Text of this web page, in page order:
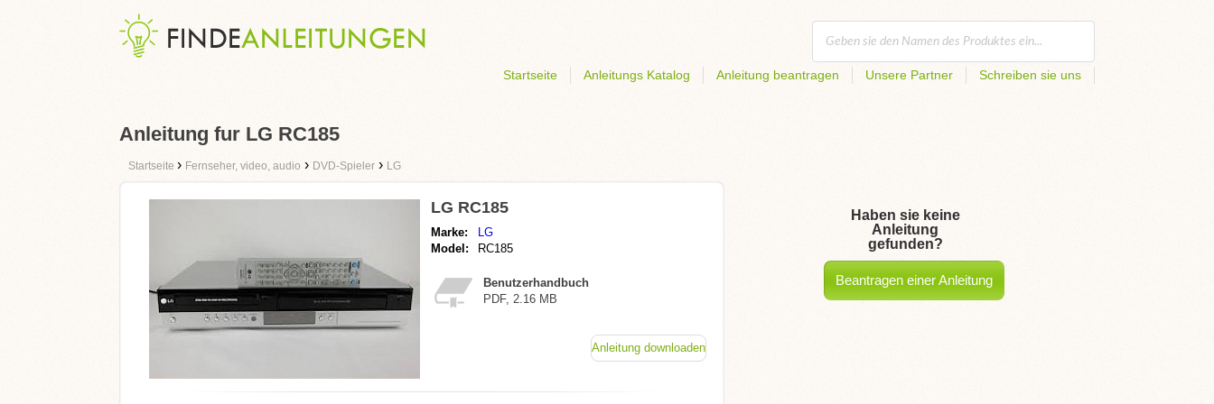
Startseite Anleitungs Katalog Anleitung beantragen Unsere Partner Schreiben sie uns
Anleitung fur LG RC185
Startseite › Fernseher, video, audio › DVD-Spieler › LG
LG RC185
Marke:
LG
Model:
RC185
Benutzerhandbuch
PDF, 2.16 MB
Anleitung downloaden
Haben sie keine
Anleitung
gefunden?
Beantragen einer Anleitung